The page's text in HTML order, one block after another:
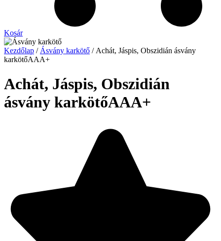
Kosár
Kezdőlap / Ásvány karkötő / Achát, Jáspis, Obszidián ásvány
karkötőAAA+
Achát, Jáspis, Obszidián
ásvány karkötőAAA+